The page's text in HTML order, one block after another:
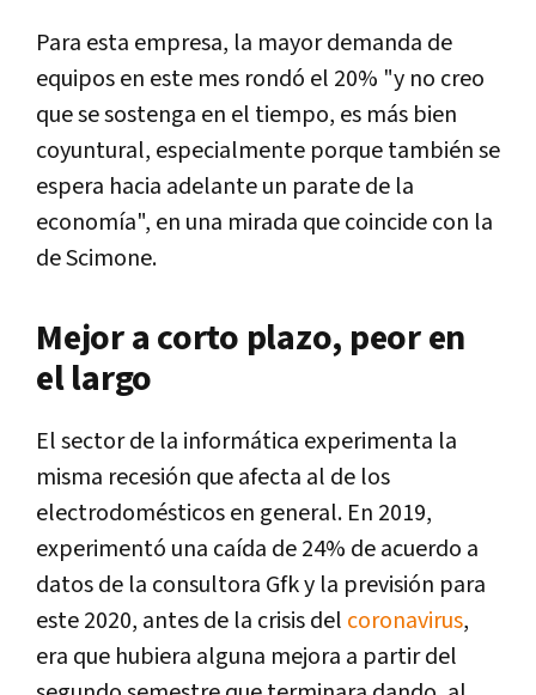
Para esta empresa, la mayor demanda de
equipos en este mes rondó el 20% "y no creo
que se sostenga en el tiempo, es más bien
coyuntural, especialmente porque también se
espera hacia adelante un parate de la
economía", en una mirada que coincide con la
de Scimone.
Mejor a corto plazo, peor en
el largo
El sector de la informática experimenta la
misma recesión que afecta al de los
electrodomésticos en general. En 2019,
experimentó una caída de 24% de acuerdo a
datos de la consultora Gfk y la previsión para
este 2020, antes de la crisis del coronavirus,
era que hubiera alguna mejora a partir del